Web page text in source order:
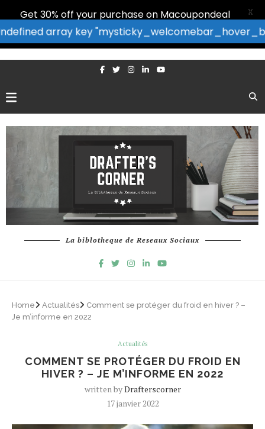
La biblotheque de Reseaux Sociaux
Home Actualités
Comment se protéger du froid en hiver ? –
Je m’informe en 2022
Actualités
COMMENT SE PROTÉGER DU FROID EN
HIVER ? – JE M’INFORME EN 2022
written byDrafterscorner
17 janvier 2022
Get 30% off your purchase on Macoupondeal
Undefined array key
X